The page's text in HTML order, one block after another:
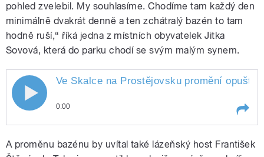
pohled zvelebil. My souhlasíme. Chodíme tam každý den
minimálně dvakrát denně a ten zchátralý bazén to tam
hodně ruší,“ říká jedna z místních obyvatelek Jitka
Sovová, která do parku chodí se svým malým synem.
Ve Skalce na Prostějovsku promění
opuštěný bazén v koupaliště s přírodní
vodou. Natáčela Barbora Taševská
Ve Skalce na Prostějovsku promění
0:00
promění opuštěný bazén v
A proměnu bazénu by uvítal také lázeňský host František